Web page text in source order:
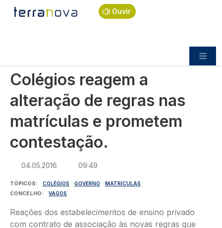
Passar para o conteúdo principal
Ouvir
Navegação estrutural
Início
Política
Colégios reagem a alteração de regras nas
Colégios reagem a
alteração de regras nas
matrículas e prometem
contestação.
04.05.2016 09:49
TÓPICOS COLÉGIOS GOVERNO
MATRÍCULAS
CONCELHO
VAGOS
Reações dos estabelecimentos de ensino privado
com contrato de associação às novas regras que